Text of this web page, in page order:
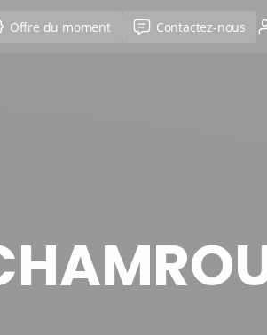
Offre du moment Contactez-nous